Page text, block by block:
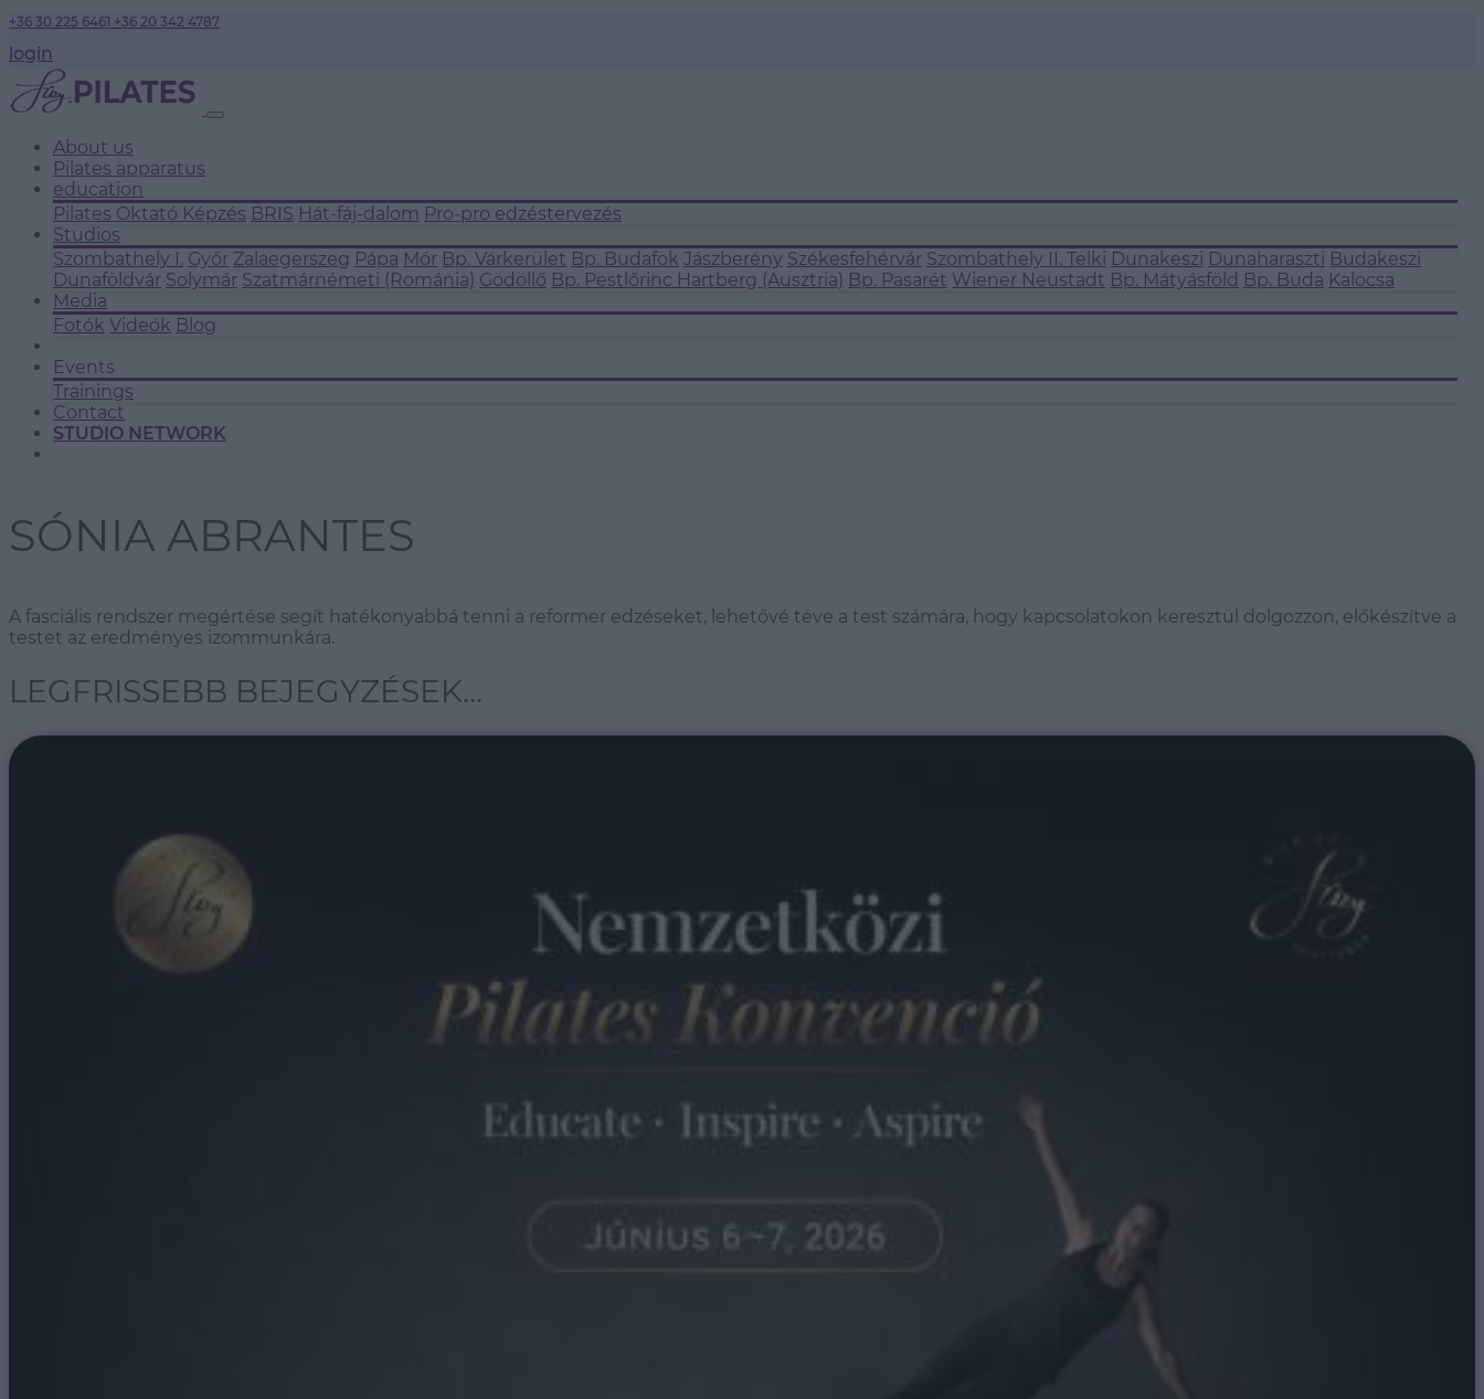
+36 30 225 6461 +36 20 342 4787
login
About us
Pilates apparatus
education
Pilates Oktató Képzés BRIS Hát-fáj-dalom Pro-pro edzéstervezés
Studios
Szombathely I. Győr Zalaegerszeg Pápa Mór Bp. Várkerület Bp. Budafok Jászberény Székesfehérvár Szombathely II. Telki Dunakeszi Dunaharaszti Budakeszi
Dunaföldvár Solymár Szatmárnémeti (Románia) Gödöllő Bp. Pestlőrinc Hartberg (Ausztria) Bp. Pasarét Wiener Neustadt Bp. Mátyásföld Bp. Buda Kalocsa
Media
Fotók Videók Blog
Events
Trainings
Contact
STUDIO NETWORK
SÓNIA ABRANTES
A fasciális rendszer megértése segít hatékonyabbá tenni a reformer edzéseket, lehetővé téve a test számára, hogy kapcsolatokon keresztül dolgozzon, előkészítve a
testet az eredményes izommunkára.
LEGFRISSEBB BEJEGYZÉSEK...